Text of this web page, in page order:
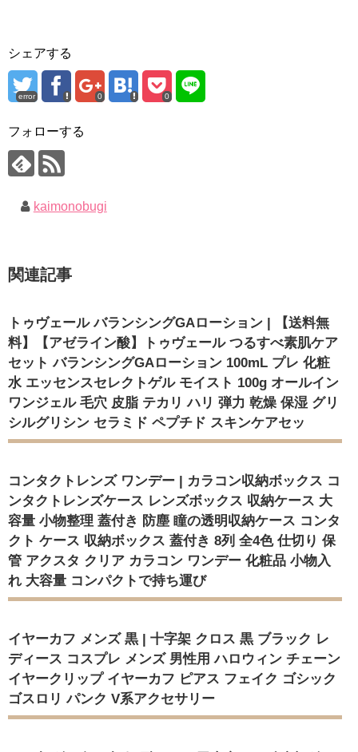
シェアする
error 0 0
フォローする
kaimonobugi
関連記事
トゥヴェール バランシングGAローション | 【送料無
料】【アゼライン酸】トゥヴェール つるすべ素肌ケア
セット バランシングGAローション 100mL プレ 化粧
水 エッセンスセレクトゲル モイスト 100g オールイン
ワンジェル 毛穴 皮脂 テカリ ハリ 弾力 乾燥 保湿 グリ
シルグリシン セラミド ペプチド スキンケアセッ
コンタクトレンズ ワンデー | カラコン収納ボックス コ
ンタクトレンズケース レンズボックス 収納ケース 大
容量 小物整理 蓋付き 防塵 瞳の透明収納ケース コンタ
クト ケース 収納ボックス 蓋付き 8列 全4色 仕切り 保
管 アクスタ クリア カラコン ワンデー 化粧品 小物入
れ 大容量 コンパクトで持ち運び
イヤーカフ メンズ 黒 | 十字架 クロス 黒 ブラック レ
ディース コスプレ メンズ 男性用 ハロウィン チェーン
イヤークリップ イヤーカフ ピアス フェイク ゴシック
ゴスロリ パンク V系アクセサリー